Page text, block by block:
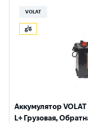
VOLAT
Аккумулятор
L+ Грузовая,